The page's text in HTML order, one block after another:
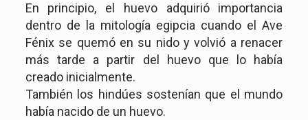
En principio, el huevo adquirió importancia
dentro de la mitología egipcia cuando el Ave
Fénix se quemó en su nido y volvió a renacer
más tarde a partir del huevo que lo había
creado inicialmente.
También los hindúes sostenían que el mundo
había nacido de un huevo.